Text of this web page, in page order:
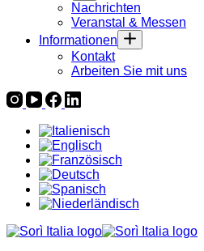
Nachrichten
Veranstal & Messen
Informationen
Kontakt
Arbeiten Sie mit uns